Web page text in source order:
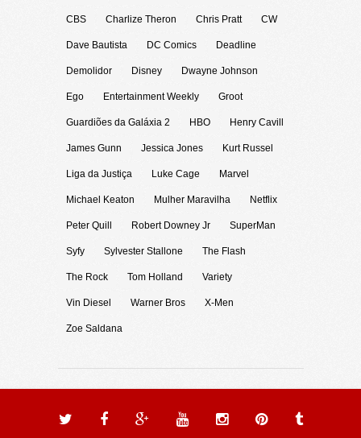
CBS Charlize Theron Chris Pratt CW
Dave Bautista DC Comics Deadline
Demolidor Disney Dwayne Johnson
Ego Entertainment Weekly Groot
Guardiões da Galáxia 2 HBO Henry Cavill
James Gunn Jessica Jones Kurt Russel
Liga da Justiça Luke Cage Marvel
Michael Keaton Mulher Maravilha Netflix
Peter Quill Robert Downey Jr SuperMan
Syfy Sylvester Stallone The Flash
The Rock Tom Holland Variety
Vin Diesel Warner Bros X-Men
Zoe Saldana